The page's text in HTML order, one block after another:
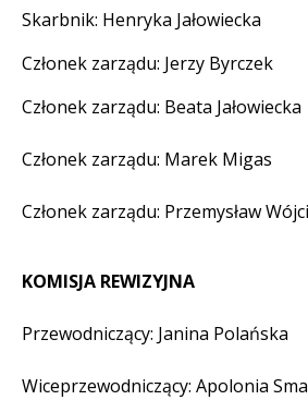
Skarbnik: Henryka Jałowiecka
Członek zarządu: Jerzy Byrczek
Członek zarządu: Beata Jałowiecka
Członek zarządu: Marek Migas
Członek zarządu: Przemysław
KOMISJA REWIZYJNA
Przewodniczący: Janina Polańska
Wiceprzewodniczący: Apolonia